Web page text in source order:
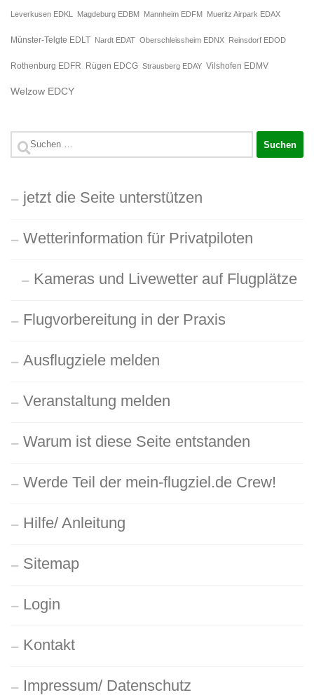
Leverkusen EDKL Magdeburg EDBM Mannheim EDFM Mueritz Airpark EDAX
Münster-Telgte EDLT Nardt EDAT Oberschleissheim EDNX Reinsdorf EDOD
Rothenburg EDFR Rügen EDCG Strausberg EDAY Vilshofen EDMV
Welzow EDCY
Suchen
jetzt die Seite unterstützen
Wetterinformation für Privatpiloten
Kameras und Livewetter auf Flugplätze
Flugvorbereitung in der Praxis
Ausflugziele melden
Veranstaltung melden
Warum ist diese Seite entstanden
Werde Teil der mein-flugziel.de Crew!
Hilfe/ Anleitung
Sitemap
Login
Kontakt
Impressum/ Datenschutz